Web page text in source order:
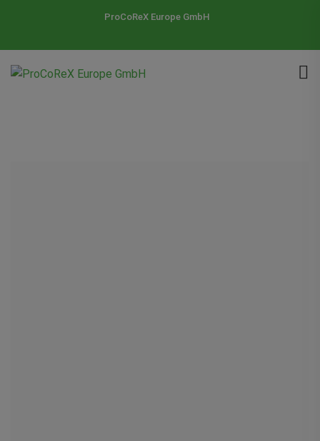
ProCoReX Europe GmbH